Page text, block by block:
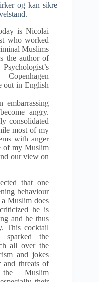
og kan sikre
is Nicolai
who worked
Muslims
the author of
out in English
embarrassing
angry.
consolidated
most of my
with anger
of my Muslim
our view on
that one
behaviour
Muslim does
he is
and he thus
This cocktail
sparked the
all over the
and jokes
and threats of
the Muslim